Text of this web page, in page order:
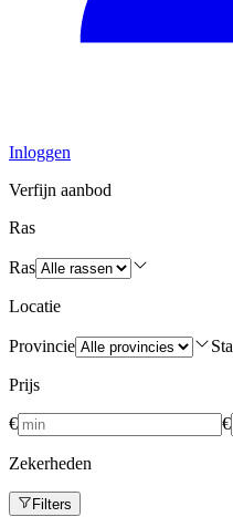
Inloggen
Verfijn aanbod
Ras
Ras
Locatie
Provincie
Prijs
€ €
Zekerheden
Filters